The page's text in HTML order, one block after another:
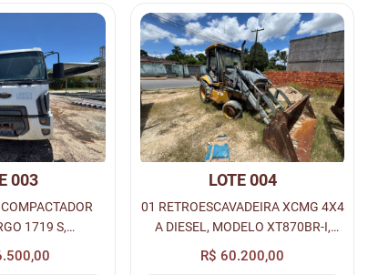
003
1719 S,
18/19, COR
PLACA: QWG-
LOTE 004
01 RETROESCAVADEIRA XCMG 4X4
A DIESEL, MODELO XT870BR-I,
COR AMARELA, ANO 2020, PIN:
>XUG08700CLPA00700<.
R$ 60.200,00